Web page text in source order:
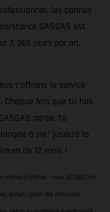
les pannes
GASGAS est
7, 365 jours par an,
t'offrons le service
Chaque fois que tu fais
agréé, ta
à vie* jusqu'à la
de 12 mois !
monocylindres : max. 60 000 km
échus ; pour les véhicules